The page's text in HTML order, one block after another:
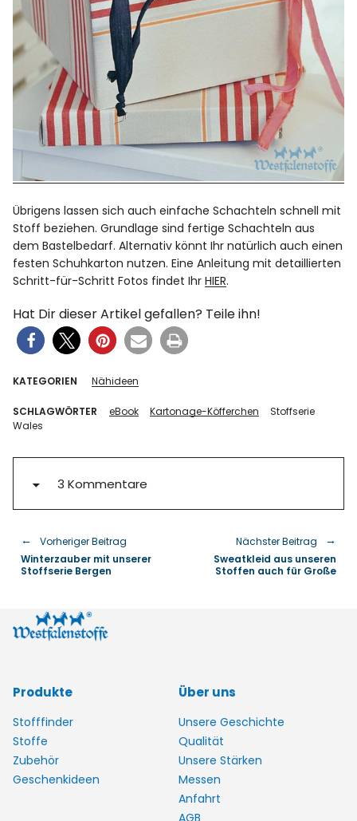
Übrigens lassen sich auch einfache Schachteln schnell mit
Stoff beziehen. Grundlage sind fertige Schachteln aus
dem Bastelbedarf. Alternativ könnt Ihr natürlich auch einen
festen Schuhkarton nutzen. Eine Anleitung mit detaillierten
Schritt-für-Schritt Fotos findet IhrHIER.
Hat Dir dieser Artikel gefallen? Teile ihn!
KATEGORIEN Nähideen
SCHLAGWÖRTER eBook Kartonage-Köfferchen
Stoffserie
Wales
3 Kommentare
Vorheriger Beitrag
Winterzauber mit unserer
Stoffserie Bergen
Nächster Beitrag
Sweatkleid aus unseren
Stoffen auch für Große
Produkte
Stofffinder
Stoffe
Zubehör
Geschenkideen
Über uns
Unsere Geschichte
Qualität
Unsere Stärken
Messen
Anfahrt